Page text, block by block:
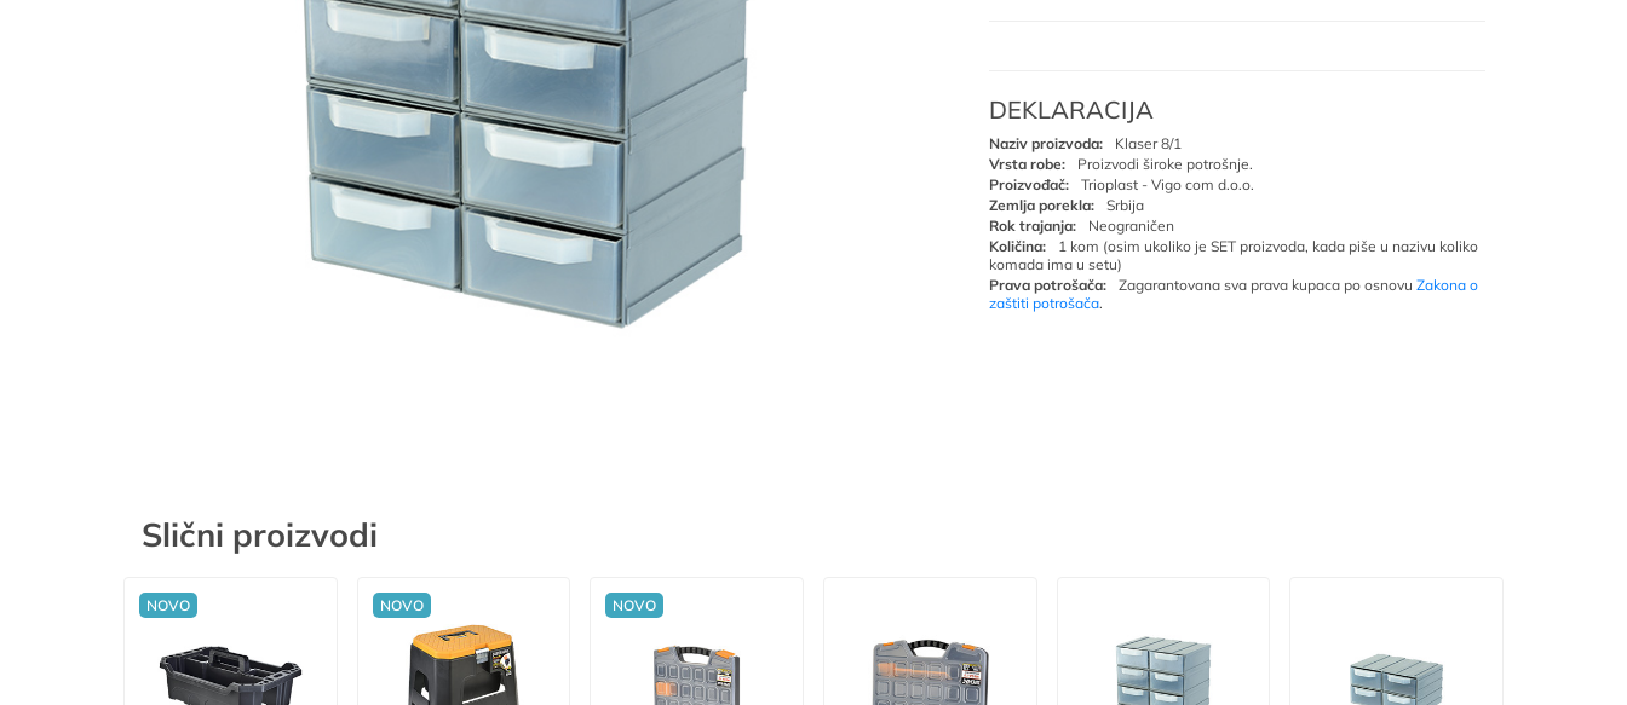
DEKLARACIJA
Naziv proizvoda:
Klaser 8/1
Vrsta robe:
Proizvodi široke potrošnje.
Proizvođač:
Trioplast - Vigo com d.o.o.
Zemlja porekla:
Srbija
Rok trajanja:
Neograničen
Količina:
1 kom (osim ukoliko je SET proizvoda, kada piše u nazivu koliko
komada ima u setu)
Prava potrošača:
Zagarantovana sva prava kupaca po osnovu Zakona o
zaštiti potrošača.
Slični proizvodi
NOVO NOVO NOVO